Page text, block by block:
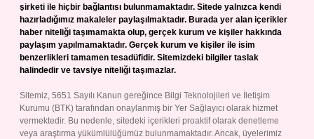
şirketi ile hiçbir bağlantısı bulunmamaktadır. Sitede yalnızca kendi
hazırladığımız makaleler paylaşılmaktadır. Burada yer alan içerikler
haber niteliği taşımamakta olup, gerçek kurum ve kişiler hakkında
paylaşım yapılmamaktadır. Gerçek kurum ve kişiler ile isim
benzerlikleri tamamen tesadüfidir. Sitemizdeki bilgiler taslak
halindedir ve tavsiye niteliği taşımazlar.
Sitemiz, 5651 Sayılı Kanun gereğince Bilgi Teknolojileri ve İletişim
Kurumu (BTK) tarafından onaylanmış bir Yer Sağlayıcı olarak hizmet
vermektedir. Bu nedenle, sitedeki içerikleri proaktif olarak denetleme
veya araştırma yükümlülüğümüz bulunmamaktadır. Ancak, üyelerimiz